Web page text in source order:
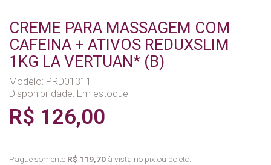
CREME PARA MASSAGEM COM
CAFEINA + ATIVOS REDUXSLIM
1KG LA VERTUAN* (B)
Modelo: PRD01311
Disponibilidade: Em estoque
R$ 126,00
Pague somente R$ 119,70 à vista no pix ou boleto.